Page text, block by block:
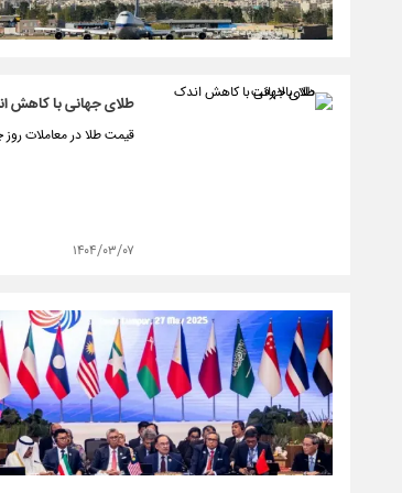
طلای جهانی با کاهش
قیمت طلا در معاملات روز
۱۴۰۴/۰۳/۰۷